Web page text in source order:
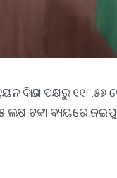
ବିଭାଗ ପକ୍ଷରୁ ୧୧୮.୫୬
ଲକ୍ଷ ଟଙ୍କା ବ୍ୟୟରେ